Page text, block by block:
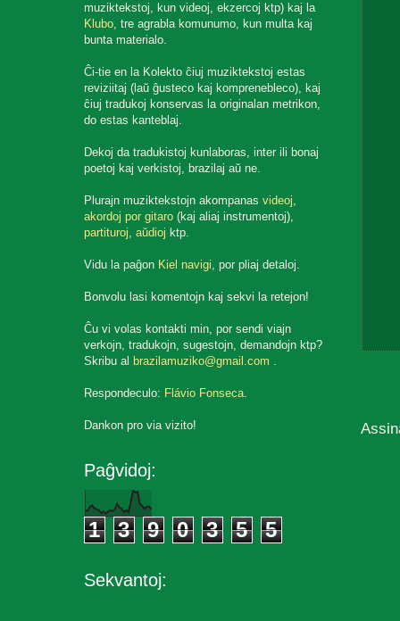
muziktekstoj, kun videoj, ekzercoj ktp) kaj la
Klubo, tre agrabla komunumo, kun multa kaj
bunta materialo.
Ĉi-tie en la Kolekto ĉiuj muziktekstoj estas
reviziitaj (laŭ ĝusteco kaj komprenebleco), kaj
ĉiuj tradukoj konservas la originalan metrikon,
do estas kanteblaj.
Dekoj da tradukistoj kunlaboras, inter ili bonaj
poetoj kaj verkistoj, brazilaj aŭ ne.
Plurajn muziktekstojn akompanasvideoj,
akordoj por gitaro (kaj aliaj instrumentoj),
partituroj,aŭdioj ktp.
Vidu la paĝon Kiel navigi, por pliaj detaloj.
Bonvolu lasi komentojn kaj sekvi la retejon!
Ĉu vi volas kontakti min, por sendi viajn
verkojn, tradukojn, sugestojn, demandojn ktp?
Skribu al brazilamuziko@gmail.com .
Respondeculo: Flávio Fonseca.
Dankon pro via vizito!
Paĝvidoj:
1 3 9 0 3 5 5
Sekvantoj: